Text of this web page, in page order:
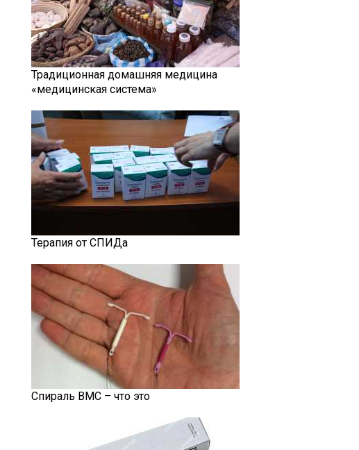
Традиционная домашняя медицина
«медицинская система»
Терапия от СПИДа
Спираль ВМС – что это